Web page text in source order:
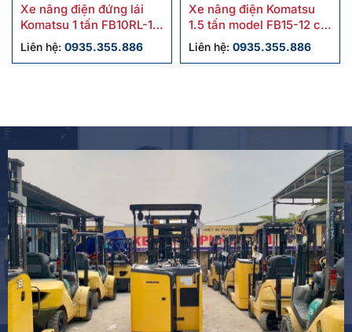
Xe nâng điện đứng lái
Komatsu 1 tấn FB10RL-15
2020 cũ
Liên hệ: 0935.355.886
Xe nâng điện Komatsu
1.5 tấn model FB15-12 cũ
sx 2019
Liên hệ: 0935.355.886